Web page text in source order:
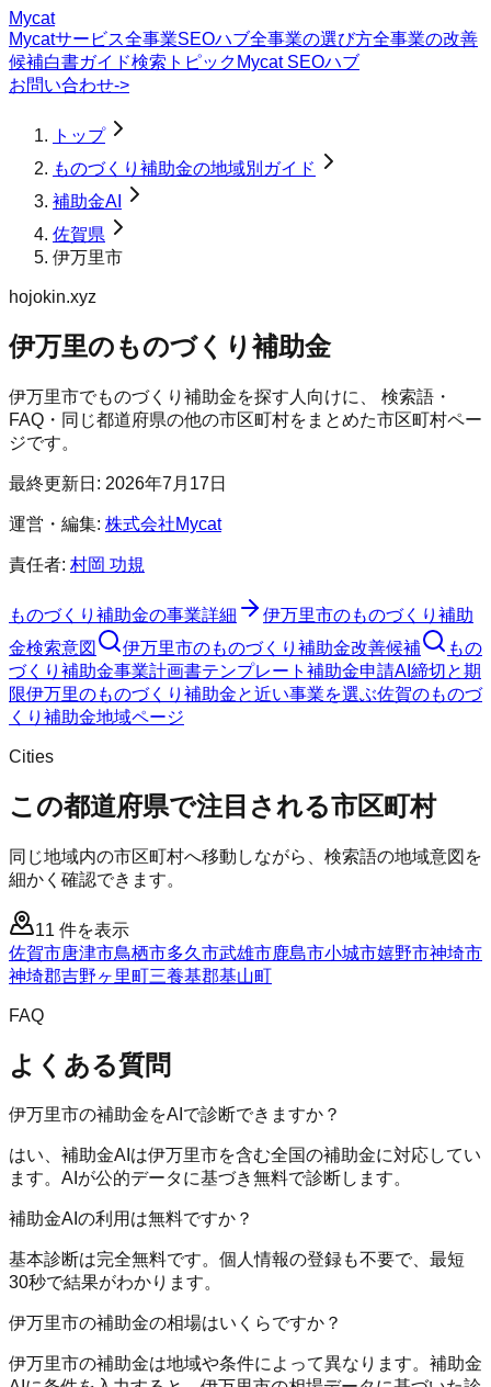
Mycat
Mycatサービス全事業SEOハブ全事業の選び方全事業の改善
候補白書ガイド検索トピック Mycat SEOハブ
お問い合わせ->
トップ
ものづくり補助金の地域別ガイド
補助金AI
佐賀県
伊万里市
hojokin.xyz
伊万里のものづくり補助金
伊万里市でものづくり補助金を探す人向けに、 検索語・
FAQ・同じ都道府県の他の市区町村をまとめた市区町村ペー
ジです。
最終更新日: 2026年7月17日
運営・編集: 株式会社Mycat
責任者: 村岡 功規
ものづくり補助金の事業詳細 伊万里市のものづくり補助
金検索意図 伊万里市のものづくり補助金改善候補
もの
づくり補助金事業計画書テンプレート 補助金申請AI 締切と期
限伊万里のものづくり補助金と近い事業を選ぶ佐賀のものづ
くり補助金地域ページ
Cities
この都道府県で注目される市区町村
同じ地域内の市区町村へ移動しながら、検索語の地域意図を
細かく確認できます。
11 件を表示
佐賀市唐津市鳥栖市多久市武雄市鹿島市小城市嬉野市神埼市
神埼郡吉野ヶ里町三養基郡基山町
FAQ
よくある質問
伊万里市の補助金をAIで診断できますか？
はい、補助金AIは伊万里市を含む全国の補助金に対応してい
ます。AIが公的データに基づき無料で診断します。
補助金AIの利用は無料ですか？
基本診断は完全無料です。個人情報の登録も不要で、最短
30秒で結果がわかります。
伊万里市の補助金の相場はいくらですか？
伊万里市の補助金は地域や条件によって異なります。補助金